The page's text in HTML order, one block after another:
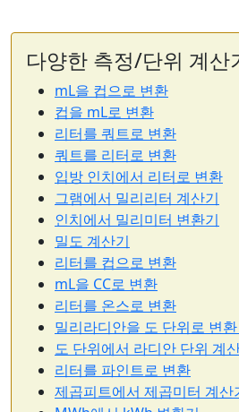
다양한 측정/단위 계산
mL을 컵으로 변환
컵을 mL로 변환
리터를 쿼트로 변환
쿼트를 리터로 변환
입방 인치에서 리터로 변환
그램에서 밀리리터 계산기
인치에서 밀리미터 변환기
밀도 계산기
리터를 컵으로 변환
mL을 CC로 변환
리터를 온스로 변환
밀리라디안을 도 단위로 변
도 단위에서 라디안 단위 계
리터를 파인트로 변환
제곱피트에서 제곱미터 계산